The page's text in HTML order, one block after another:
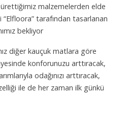
malzemelerden elde
tarafından tasarlanan
bekliyor
diğer kauçuk matlara göre
konforunuzu arttıracak,
odağınızı arttıracak,
ile de her zaman ilk günkü